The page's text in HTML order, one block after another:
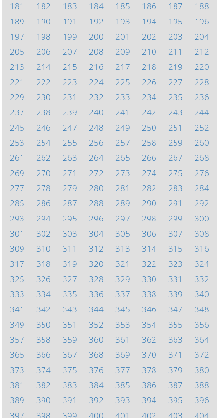
181
182 183 184 185 186 187
188
189
190 191 192 193 194 195
196
197
198 199 200 201 202 203
204
205
206 207 208 209 210 211
212
213
214 215 216 217 218 219
220
221
222 223 224 225 226 227
228
229
230 231 232 233 234 235
236
237
238 239 240 241 242 243
244
245
246 247 248 249 250 251
252
253
254 255 256 257 258 259
260
261
262 263 264 265 266 267
268
269
270 271 272 273 274 275
276
277
278 279 280 281 282 283
284
285
286 287 288 289 290 291
292
293
294 295 296 297 298 299
300
301
302 303 304 305 306 307
308
309
310 311 312 313 314 315
316
317
318 319 320 321 322 323
324
325
326 327 328 329 330 331
332
333
334 335 336 337 338 339
340
341
342 343 344 345 346 347
348
349
350 351 352 353 354 355
356
357
358 359 360 361 362 363
364
365
366 367 368 369 370 371
372
373
374 375 376 377 378 379
380
381
382 383 384 385 386 387
388
389
390 391 392 393 394 395
396
397
398 399 400 401 402 403 404